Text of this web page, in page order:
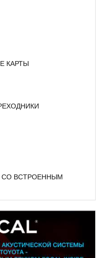
КАРТЫ
СО ВСТРОЕННЫМ